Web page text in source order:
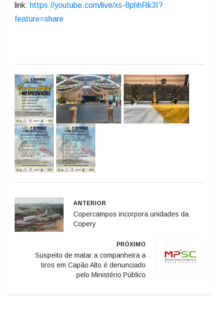
link: https://youtube.com/live/xs-8phhRk3I?
feature=share
ANTERIOR
Copercampos incorpora unidades da
Copery
PRÓXIMO
Suspeito de matar a companheira a
tiros em Capão Alto é denunciado
pelo Ministério Público